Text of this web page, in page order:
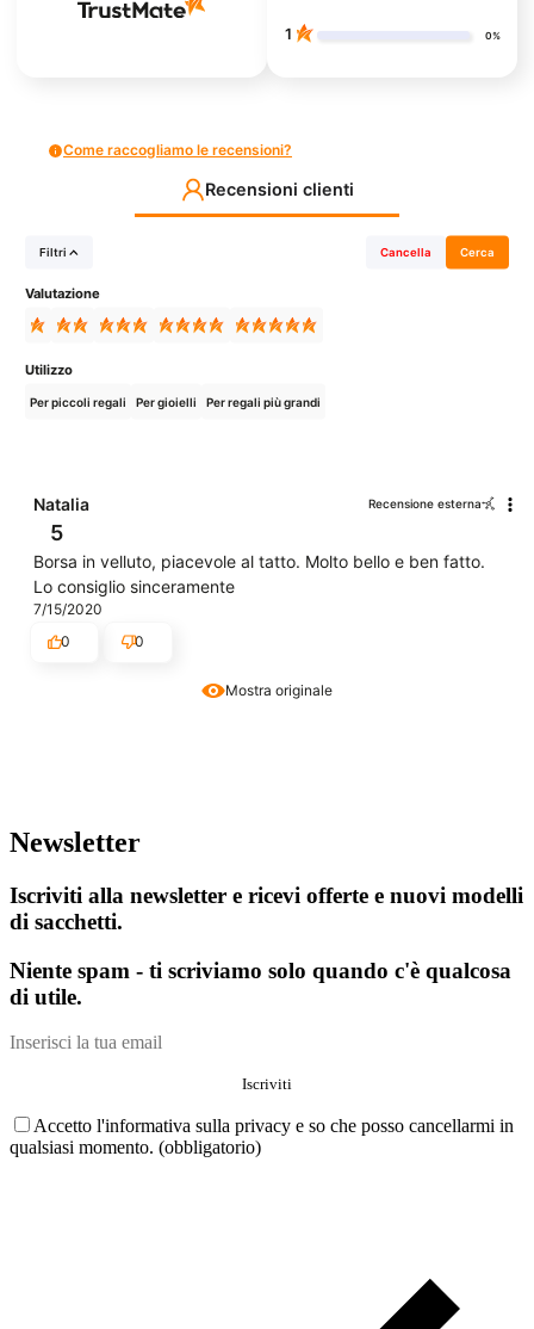
1 0%
Come raccogliamo le recensioni?
Recensioni clienti
Filtri Cancella Cerca
Valutazione
Utilizzo
Per piccoli regali Per gioielli Per regali più grandi
Mostra originale
Natalia Recensione esterna
5
Borsa in velluto, piacevole al tatto. Molto bello e ben fatto.
Lo consiglio sinceramente
7/15/2020
0
0
Newsletter
Iscriviti alla newsletter e ricevi offerte e nuovi modelli
di sacchetti.
Niente spam - ti scriviamo solo quando c'è qualcosa
di utile.
Accetto l'informativa sulla privacy e so che posso cancellarmi in
qualsiasi momento. (obbligatorio)